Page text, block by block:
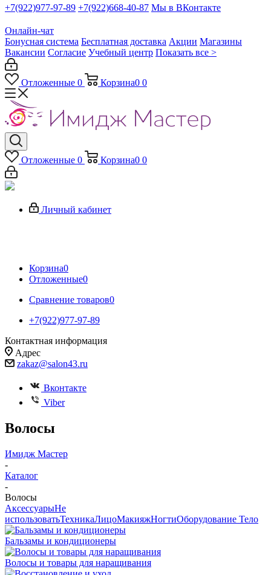
+7(922)977-97-89 +7(922)668-40-87 Мы в ВКонтакте
Онлайн-чат
Бонусная система Бесплатная доставка Акции Магазины
Вакансии Согласие Учебный центр Показать все >
Отложенные 0 Корзина0 0
Отложенные 0 Корзина0 0
Личный кабинет
Корзина0
Отложенные0
Сравнение товаров0
+7(922)977-97-89
Контактная информация
Адрес
zakaz@salon43.ru
Вконтакте
Viber
Волосы
Имидж Мастер
-
Каталог
-
Волосы
АксессуарыНе
использоватьТехникаЛицоМакияжНогтиОборудование Тело
Бальзамы и кондиционеры
Волосы и товары для наращивания